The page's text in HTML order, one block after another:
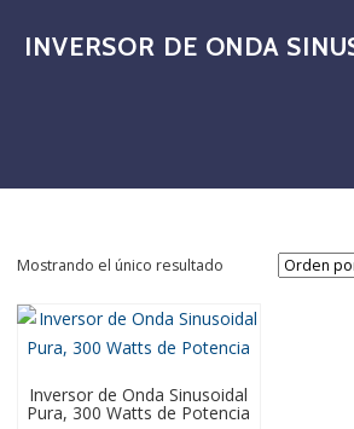
INVERSOR DE ONDA
Mostrando el único resultado
Inversor de Onda Sinusoidal
Pura, 300 Watts de Potencia